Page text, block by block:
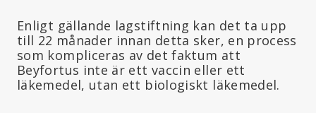
Enligt gällande lagstiftning kan det ta upp
till 22 månader innan detta sker, en process
som kompliceras av det faktum att
Beyfortus inte är ett vaccin eller ett
läkemedel, utan ett biologiskt läkemedel.